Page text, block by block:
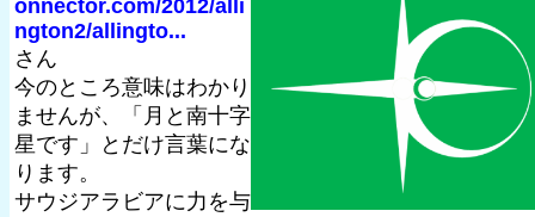
onnector.com/2012/alli
ngton2/allingto...
さん
今のところ意味はわかり
ませんが、「月と南十字
星です」とだけ言葉にな
ります。
サウジアラビアに力を与